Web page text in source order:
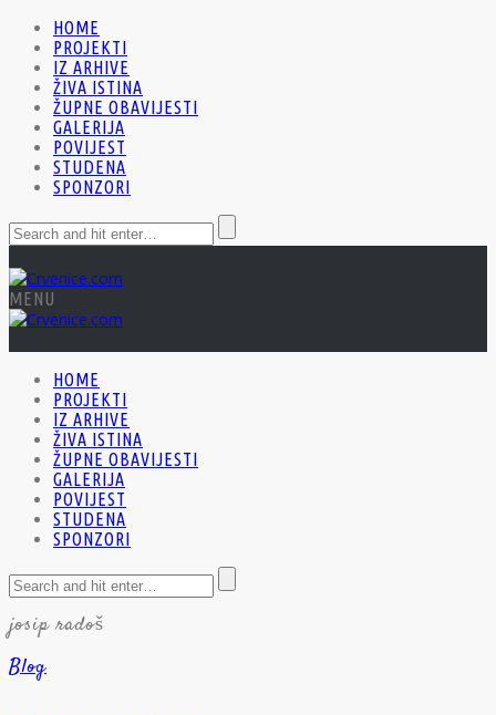
HOME
PROJEKTI
IZ ARHIVE
ŽIVA ISTINA
ŽUPNE OBAVIJESTI
GALERIJA
POVIJEST
STUDENA
SPONZORI
MENU
HOME
PROJEKTI
IZ ARHIVE
ŽIVA ISTINA
ŽUPNE OBAVIJESTI
GALERIJA
POVIJEST
STUDENA
SPONZORI
josip radoš
Blog